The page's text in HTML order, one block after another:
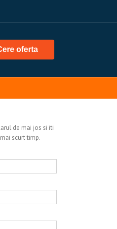
oferta
de mai jos si iti
scurt timp.